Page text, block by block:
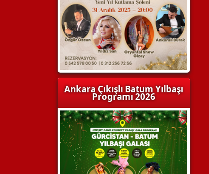
Ankara Çıkışlı Batum Yılbaşı
Programı 2026